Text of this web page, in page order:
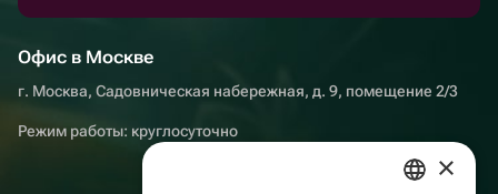
Офис в Москве
г. Москва, Садовническая набережная, д. 9, помещение 2/3
Режим работы: круглосуточно
×